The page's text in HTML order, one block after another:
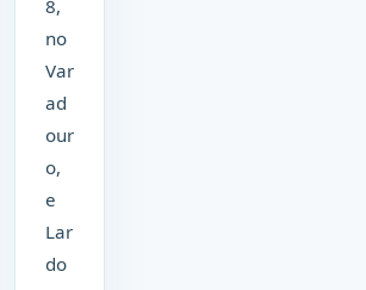
8,
no
Var
ad
our
o,
e
Lar
do